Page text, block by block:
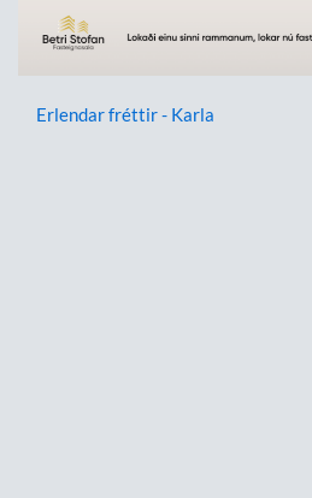
Erlendar fréttir - Karla